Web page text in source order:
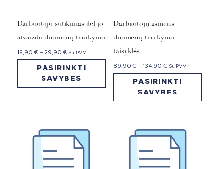
Darbuotojo sutikimas dėl jo
atvaizdo duomenų tvarkymo
19,90€ – 29,90€ Su PVM
PASIRINKTI
SAVYBES
Darbuotojų asmens
duomenų tvarkymo
taisyklės
89,90€ – 134,90€ Su PVM
PASIRINKTI
SAVYBES